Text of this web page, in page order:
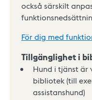
också särskilt
För dig med
Tillgänglighet i
Hund i tjänst är
bibliotek (till
assistanshund)